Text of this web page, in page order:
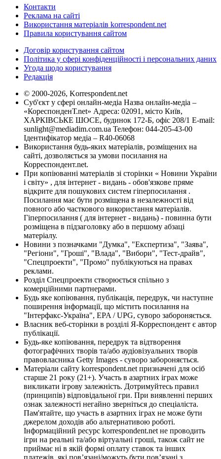
Контакти
Реклама на сайті
Використання матеріалів korrespondent.net
Правила користування сайтом
Договір користування сайтом
Політика у сфері конфіденційності і персональних даних
Угода щодо користування
Редакція
© 2000-2026, Korrespondent.net
Суб'єкт у сфері онлайн-медіа Назва онлайн-медіа –
«КореспонденТ.net» Адреса: 02091, місто Київ,
ХАРКІВСЬКЕ ШОСЕ, будинок 172-Б, офіс 208/1 E-mail:
sunlight@mediadim.com.ua Телефон: 044-205-43-00
Ідентифікатор медіа – R40-06068
Використання будь-яких матеріалів, розміщених на
сайті, дозволяється за умови посилання на
Корреспондент.net.
При копіюванні матеріалів зі сторінки « Новини України
і світу» , для інтернет - видань - обов'язкове пряме
відкрите для пошукових систем гіперпосилання .
Посилання має бути розміщена в незалежності від
повного або часткового використання матеріалів.
Гіперпосилання ( для інтернет - видань) - повинна бути
розміщена в підзаголовку або в першому абзаці
матеріалу.
Новини з позначками "Думка", "Експертиза", "Заява",
"Регіони", "Гроші", "Влада", "Вибори", "Тест-драйв",
"Спецпроекти", "Промо" публікуються на правах
реклами.
Розділ Спецпроекти створюється спільно з
комерційними партнерами.
Будь яке копіювання, публікація, передрук, чи наступне
поширення інформації, що містить посилання на
"Інтерфакс-Україна", EPA / UPG, суворо забороняється.
Власник веб-сторінки в розділі Я-Корреспондент є автор
публікації.
Будь-яке копіювання, передрук та відтворення
фотографічних творів та/або аудіовізуальних творів
правовласника Getty Images - суворо забороняється.
Матеріали сайту korrespondent.net призначені для осіб
старше 21 року (21+). Участь в азартних іграх може
викликати ігрову залежність. Дотримуйтесь правил
(принципів) відповідальної гри. При виявленні перших
ознак залежності негайно зверніться до спеціаліста.
Пам'ятайте, що участь в азартних іграх не може бути
джерелом доходів або альтернативою роботі.
Інформаційний ресурс korrespondent.net не проводить
ігри на реальні та/або віртуальні гроші, також сайт не
приймає ні в якій формі оплату ставок та інших
платежів, які пов’язані/можуть бути пов’язані з